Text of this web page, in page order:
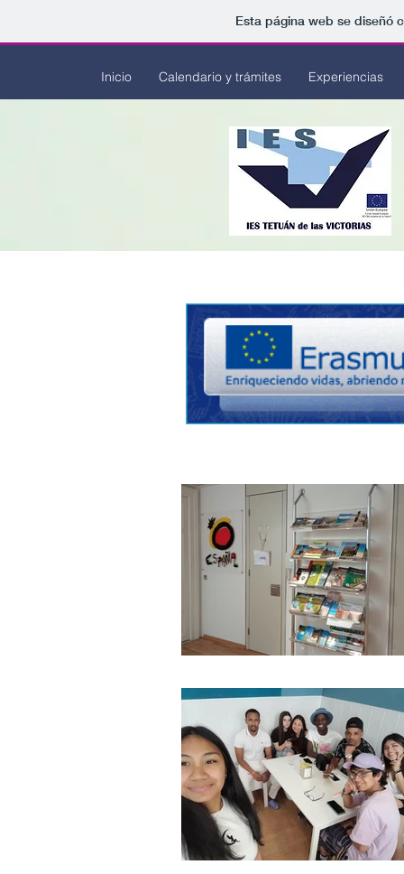
Esta página web se diseñó
Inicio Calendario y trámites Experiencias